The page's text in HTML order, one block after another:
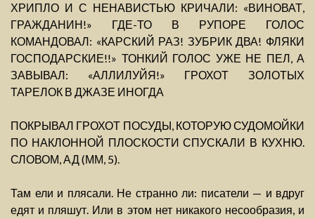
ХРИПЛО И С НЕНАВИСТЬЮ КРИЧАЛИ: «ВИНОВАТ,
ГРАЖДАНИН!» ГДЕ-ТО В РУПОРЕ ГОЛОС
КОМАНДОВАЛ: «КАРСКИЙ РАЗ! ЗУБРИК ДВА! ФЛЯКИ
ГОСПОДАРСКИЕ!!» ТОНКИЙ ГОЛОС УЖЕ НЕ ПЕЛ, А
ЗАВЫВАЛ: «АЛЛИЛУЙЯ!» ГРОХОТ ЗОЛОТЫХ
ТАРЕЛОК В ДЖАЗЕ ИНОГДА
ПОКРЫВАЛ ГРОХОТ ПОСУДЫ, КОТОРУЮ СУДОМОЙКИ
ПО НАКЛОННОЙ ПЛОСКОСТИ СПУСКАЛИ В КУХНЮ.
СЛОВОМ, АД (ММ, 5).
Там ели и плясали. Не странно ли: писатели — и вдруг
едят и пляшут. Или в этом нет никакого несообразия, и